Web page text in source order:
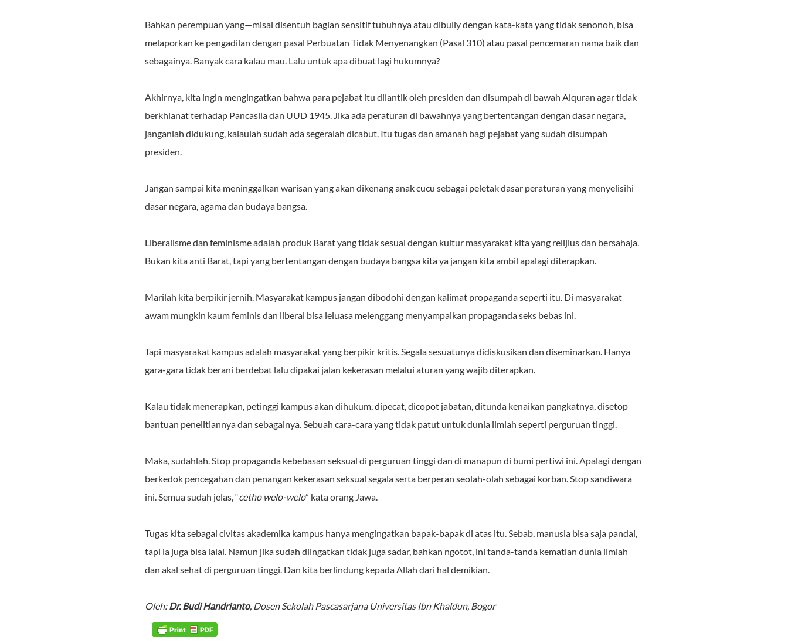
Bahkan perempuan yang—misal disentuh bagian sensitif tubuhnya atau dibully dengan kata-kata yang tidak senonoh, bisa
melaporkan ke pengadilan dengan pasal Perbuatan Tidak Menyenangkan (Pasal 310) atau pasal pencemaran nama baik dan
sebagainya. Banyak cara kalau mau. Lalu untuk apa dibuat lagi hukumnya?
Akhirnya, kita ingin mengingatkan bahwa para pejabat itu dilantik oleh presiden dan disumpah di bawah Alquran agar tidak
berkhianat terhadap Pancasila dan UUD 1945. Jika ada peraturan di bawahnyayang bertentangan dengan dasar negara,
janganlah didukung, kalaulah sudah ada segeralah dicabut. Itu tugas dan amanah bagi pejabat yang sudah disumpah
presiden.
Jangan sampai kita meninggalkan warisan yang akan dikenang anak cucu sebagai peletak dasar peraturan yang menyelisihi
dasar negara, agama dan budaya bangsa.
Liberalisme dan feminisme adalah produk Barat yang tidak sesuai dengan kultur masyarakat kita yang relijius dan bersahaja.
Bukan kita anti Barat, tapi yang bertentangan dengan budaya bangsa kita ya jangan kita ambil apalagi diterapkan.
Marilah kita berpikir jernih. Masyarakat kampus jangan dibodohi dengan kalimat propaganda seperti itu. Di masyarakat
awam mungkin kaum feminis dan liberal bisa leluasa melenggang menyampaikan propaganda seks bebas ini.
Tapi masyarakat kampus adalah masyarakat yang berpikir kritis. Segala sesuatunya didiskusikan dan diseminarkan. Hanya
gara-gara tidak berani berdebat lalu dipakai jalan kekerasan melalui aturan yang wajib diterapkan.
Kalau tidak menerapkan, petinggi kampus akan dihukum, dipecat, dicopot jabatan, ditunda kenaikan pangkatnya, disetop
bantuan penelitiannya dan sebagainya. Sebuah cara-cara yang tidak patut untuk dunia ilmiah seperti perguruan tinggi.
Maka, sudahlah. Stop propaganda kebebasan seksual di perguruan tinggi dan di manapun di bumi pertiwi ini. Apalagi dengan
berkedok pencegahan dan penangan kekerasan seksual segala serta berperan seolah-olah sebagai korban. Stop sandiwara
ini. Semua sudah jelas, “cetho welo-welo” kata orang Jawa.
Tugas kita sebagai civitas akademika kampus hanya mengingatkan bapak-bapak di atas itu. Sebab, manusia bisa saja pandai,
tapi ia juga bisa lalai. Namun jika sudah diingatkan tidak juga sadar, bahkan ngotot, ini tanda-tanda kematian dunia ilmiah
dan akal sehat di perguruan tinggi. Dan kita berlindung kepada Allah dari hal demikian.
Oleh:Dr. Budi Handrianto, Dosen Sekolah Pascasarjana Universitas Ibn Khaldun, Bogor